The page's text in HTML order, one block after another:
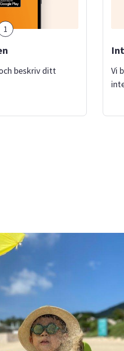
1
beskriv ditt
Vi